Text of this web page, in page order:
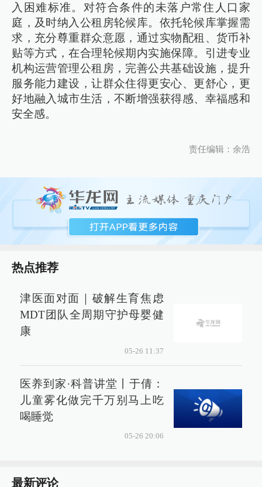
入困难标准。对符合条件的未落户常住人口家
庭，及时纳入公租房轮候库。依托轮候库掌握需
求，充分尊重群众意愿，通过实物配租、货币补
贴等方式，在合理轮候期内实施保障。引进专业
机构运营管理公租房，完善公共基础设施，提升
服务能力建设，让群众住得更安心、更舒心，更
好地融入城市生活，不断增强获得感、幸福感和
安全感。
责任编辑：余浩
热点推荐
津医面对面｜破解生育焦虑
MDT团队全周期守护母婴健
康
05-26 11:37
医养到家·科普讲堂丨于倩：
儿童雾化做完千万别马上吃
喝睡觉
05-26 20:06
最新评论